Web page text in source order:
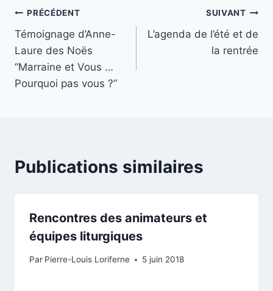
Navigation
de
l’article
PRÉCÉDENT
Témoignage d’Anne-
Laure des Noës
“Marraine et Vous …
Pourquoi pas vous ?”
SUIVANT
L’agenda de l’été et de
la rentrée
Publications similaires
Rencontres des animateurs et
équipes liturgiques
Par Pierre-Louis Loriferne 5 juin 2018